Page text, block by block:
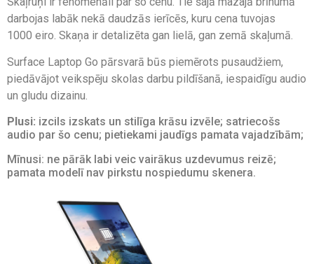
darbojas labāk nekā daudzās ierīcēs, kuru cena tuvojas
1000 eiro. Skaņa ir detalizēta gan lielā, gan zemā skaļumā.
Surface Laptop Go pārsvarā būs piemērots pusaudžiem,
piedāvājot veikspēju skolas darbu pildīšanā, iespaidīgu audio
un gludu dizainu.
Plusi: izcils izskats un stilīga krāsu izvēle; satriecošs
audio par šo cenu; pietiekami jaudīgs pamata vajadzībām;
Mīnusi: ne pārāk labi veic vairākus uzdevumus reizē;
pamata modelī nav pirkstu nospiedumu skenera.